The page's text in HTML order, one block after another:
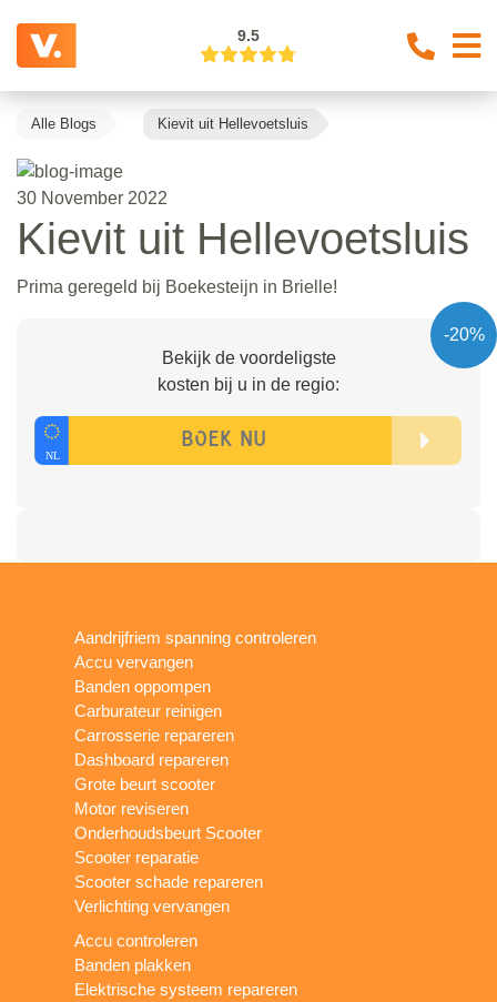
9.5
Alle Blogs Kievit uit Hellevoetsluis
30 November 2022
Kievit uit Hellevoetsluis
Prima geregeld bij Boekesteijn in Brielle!
-20%
Bekijk de voordeligste
kosten bij u in de regio:
Aandrijfriem spanning controleren
Accu vervangen
Banden oppompen
Carburateur reinigen
Carrosserie repareren
Dashboard repareren
Grote beurt scooter
Motor reviseren
Onderhoudsbeurt Scooter
Scooter reparatie
Scooter schade repareren
Verlichting vervangen
Accu controleren
Banden plakken
Elektrische systeem repareren